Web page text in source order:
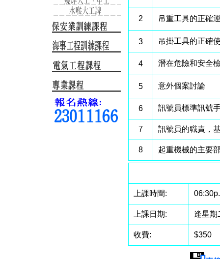
2 吊重工具的正確
3 吊掛工具的正確
4 潛在危險和安全
5 意外個案討論
6 訊號員標準訊號
7 訊號員的職責，
8 起重機械的主要
上課時間:
上課日期: 逢星期
收費: $350